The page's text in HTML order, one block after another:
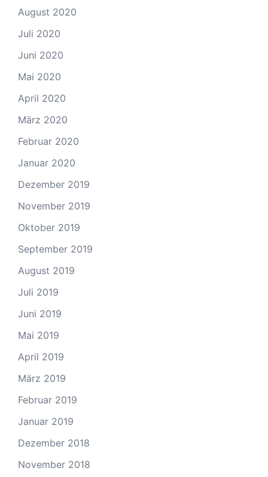
August 2020
Juli 2020
Juni 2020
Mai 2020
April 2020
März 2020
Februar 2020
Januar 2020
Dezember 2019
November 2019
Oktober 2019
September 2019
August 2019
Juli 2019
Juni 2019
Mai 2019
April 2019
März 2019
Februar 2019
Januar 2019
Dezember 2018
November 2018